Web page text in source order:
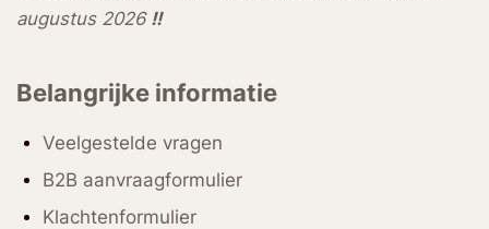
augustus 2026 !!
Belangrijke informatie
Veelgestelde vragen
B2B aanvraagformulier
Klachtenformulier